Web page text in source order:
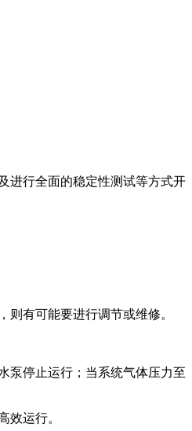
进行全面的稳定性测试等方式开
有可能要进行调节或维修。
泵停止运行；当系统气体压力至
效运行。